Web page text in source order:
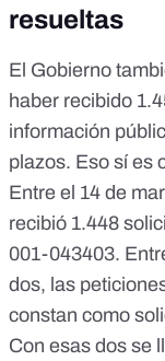
resueltas
El Gobierno
haber recibido
información
plazos. Eso sí es
Entre el 14 de
recibió 1.448
001-043403.
dos, las
constan como
Con esas dos se